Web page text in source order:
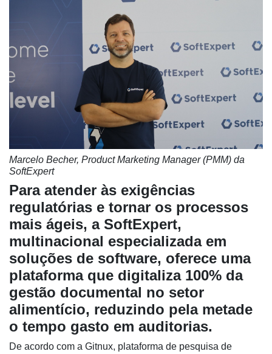
Cadastre-
Marcelo Becher, Product Marketing Manager (PMM) da
SoftExpert
Para atender às exigências
regulatórias e tornar os processos
mais ágeis, a SoftExpert,
multinacional especializada em
soluções de software, oferece uma
plataforma que digitaliza 100% da
gestão documental no setor
alimentício, reduzindo pela metade
o tempo gasto em auditorias.
De acordo com a Gitnux, plataforma de pesquisa de